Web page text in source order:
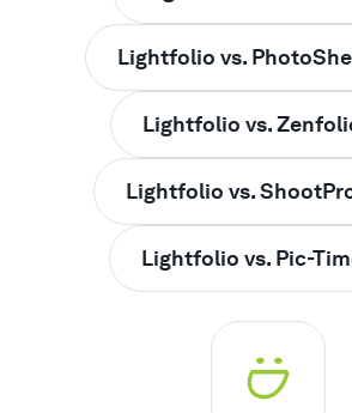
Lightfolio vs.
Lightfolio vs.
Lightfolio vs.
Lightfolio vs. Pic-